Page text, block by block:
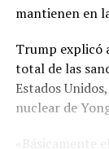
mantienen en
Trump explicó
total de las
Estados
nuclear de